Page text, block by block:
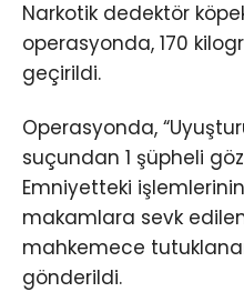
Narkotik dedektör
operasyonda, 170
geçirildi.
Operasyonda,
suçundan 1 şüpheli
Emniyetteki
makamlara sevk edilen
mahkemece
gönderildi.